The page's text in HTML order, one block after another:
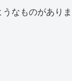
なものがありま